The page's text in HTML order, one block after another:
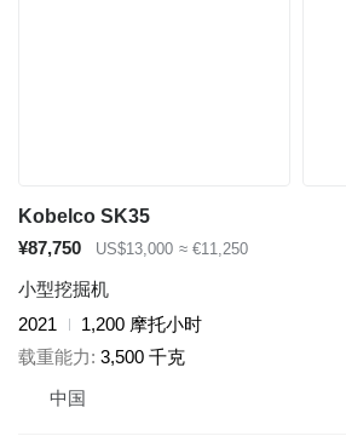
Kobelco SK35
¥87,750
US$13,000 ≈ €11,250
小型挖掘机
2021
1,200 摩托小时
载重能力 3,500 千克
中国